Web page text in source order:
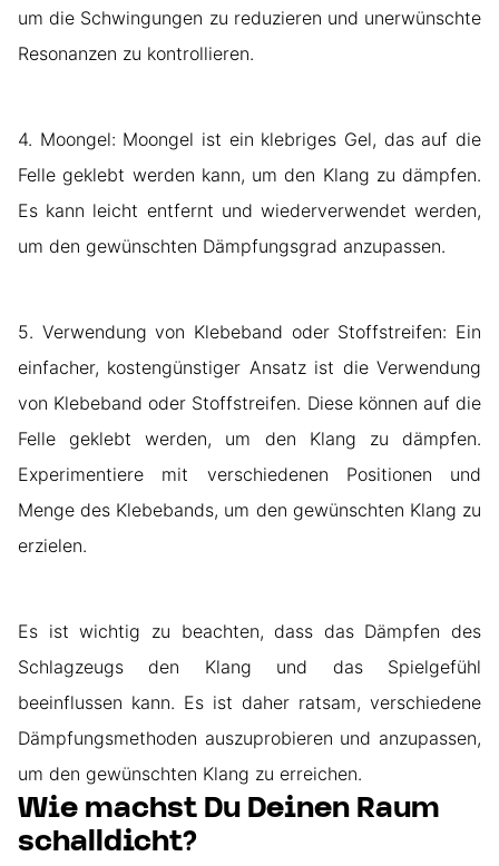
um die Schwingungen zu reduzieren und unerwünschte
Resonanzen zu kontrollieren.
4. Moongel: Moongel ist ein klebriges Gel, das auf die
Felle geklebt werden kann, um den Klang zu dämpfen.
Es kann leicht entfernt und wiederverwendet werden,
um den gewünschten Dämpfungsgrad anzupassen.
5. Verwendung von Klebeband oder Stoffstreifen: Ein
einfacher, kostengünstiger Ansatz ist die Verwendung
von Klebeband oder Stoffstreifen. Diese können auf die
Felle geklebt werden, um den Klang zu dämpfen.
Experimentiere mit verschiedenen Positionen und
Menge des Klebebands, um den gewünschten Klang zu
erzielen.
Es ist wichtig zu beachten, dass das Dämpfen des
Schlagzeugs den Klang und das Spielgefühl
beeinflussen kann. Es ist daher ratsam, verschiedene
Dämpfungsmethoden auszuprobieren und anzupassen,
um den gewünschten Klang zu erreichen.
Wie machst Du Deinen Raum
schalldicht?